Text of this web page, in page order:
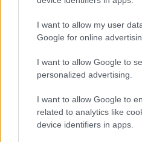
I want to allow my user
Google for online
I want to allow Google to
personalized advertising.
I want to allow Google to
related to analytics like
device identifiers in apps.
Εσπευσμένα στο